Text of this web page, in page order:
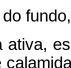
ativa,